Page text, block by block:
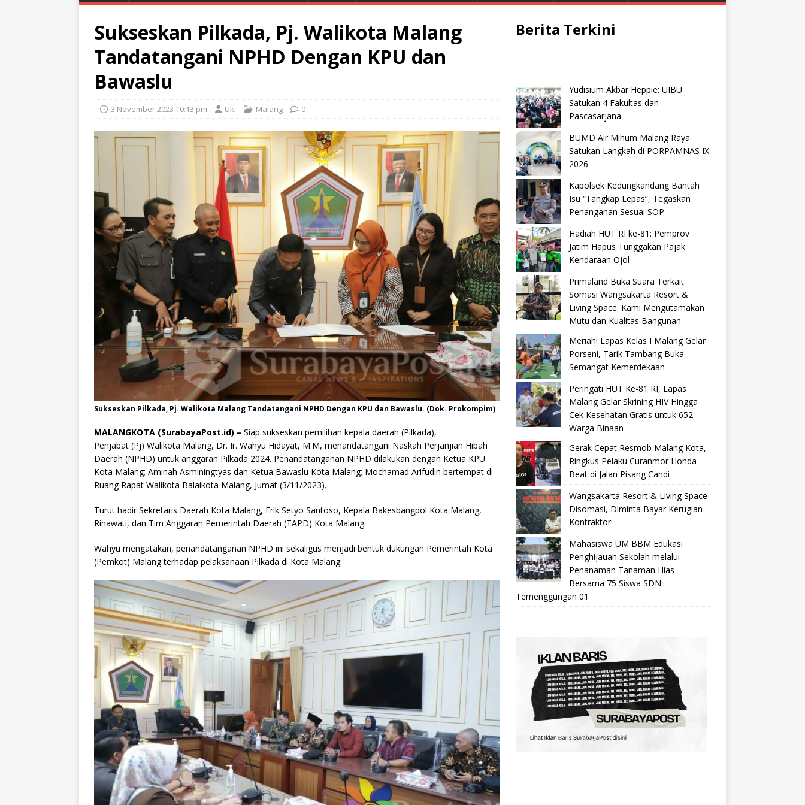
Sukseskan Pilkada, Pj. Walikota Malang
Tandatangani NPHD Dengan KPU dan
Bawaslu
3 November 2023 10:13 pm Uki Malang 0
Sukseskan Pilkada, Pj. Walikota Malang Tandatangani NPHD Dengan KPU dan Bawaslu. (Dok. Prokompim)
MALANGKOTA (SurabayaPost.id) – Siap sukseskan pemilihan kepala daerah (Pilkada),
Penjabat (Pj) Walikota Malang, Dr. Ir. Wahyu Hidayat, M.M, menandatangani Naskah Perjanjian Hibah
Daerah (NPHD) untuk anggaran Pilkada 2024. Penandatanganan NPHD dilakukan dengan Ketua KPU
Kota Malang; Aminah Asminingtyas dan Ketua Bawaslu Kota Malang; Mochamad Arifudin bertempat di
Ruang Rapat Walikota Balaikota Malang, Jumat (3/11/2023).
Turut hadir Sekretaris Daerah Kota Malang, Erik Setyo Santoso, Kepala Bakesbangpol Kota Malang,
Rinawati, dan Tim Anggaran Pemerintah Daerah (TAPD) Kota Malang.
Wahyu mengatakan, penandatanganan NPHD ini sekaligus menjadi bentuk dukungan Pemerintah Kota
(Pemkot) Malang terhadap pelaksanaan Pilkada di Kota Malang.
Berita Terkini
Yudisium Akbar Heppie: UIBU
Satukan 4 Fakultas dan
Pascasarjana
BUMD Air Minum Malang Raya
Satukan Langkah di PORPAMNAS IX
2026
Kapolsek Kedungkandang Bantah
Isu “Tangkap Lepas”, Tegaskan
Penanganan Sesuai SOP
Hadiah HUT RI ke-81: Pemprov
Jatim Hapus Tunggakan Pajak
Kendaraan Ojol
Primaland Buka Suara Terkait
Somasi Wangsakarta Resort &
Living Space: Kami Mengutamakan
Mutu dan Kualitas Bangunan
Meriah! Lapas Kelas I Malang Gelar
Porseni, Tarik Tambang Buka
Semangat Kemerdekaan
Peringati HUT Ke-81 RI, Lapas
Malang Gelar Skrining HIV Hingga
Cek Kesehatan Gratis untuk 652
Warga Binaan
Gerak Cepat Resmob Malang Kota,
Ringkus Pelaku Curanmor Honda
Beat di Jalan Pisang Candi
Wangsakarta Resort & Living Space
Disomasi, Diminta Bayar Kerugian
Kontraktor
Mahasiswa UM BBM Edukasi
Penghijauan Sekolah melalui
Penanaman Tanaman Hias
Bersama 75 Siswa SDN
Temenggungan 01